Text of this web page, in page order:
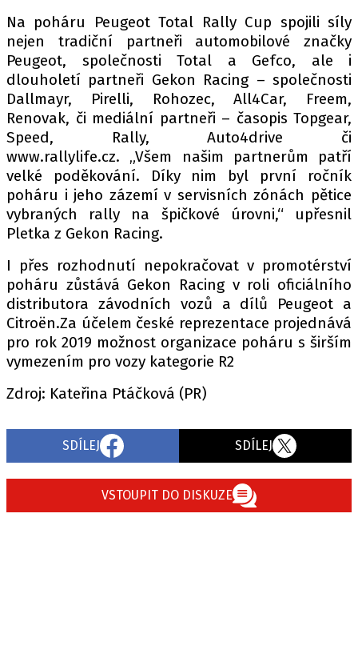
Na poháru Peugeot Total Rally Cup spojili síly
nejen tradiční partneři automobilové značky
Peugeot, společnosti Total a Gefco, ale i
dlouholetí partneři Gekon Racing – společnosti
Dallmayr, Pirelli, Rohozec, All4Car, Freem,
Renovak, či mediální partneři – časopis Topgear,
Speed, Rally, Auto4drive či
www.rallylife.cz. „Všem našim partnerům patří
velké poděkování. Díky nim byl první ročník
poháru i jeho zázemí v servisních zónách pětice
vybraných rally na špičkové úrovni,“ upřesnil
Pletka z Gekon Racing.
I přes rozhodnutí nepokračovat v promotérství
poháru zůstává Gekon Racing v roli oficiálního
distributora závodních vozů a dílů Peugeot a
Citroën.Za účelem české reprezentace projednává
pro rok 2019 možnost organizace poháru s širším
vymezením pro vozy kategorie R2
Zdroj: Kateřina Ptáčková (PR)
SDÍLEJ SDÍLEJ
VSTOUPIT DO DISKUZE